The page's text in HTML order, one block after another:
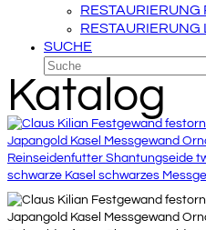
RESTAURIERUNG
RESTAURIERUNG
SUCHE
Suche
Katalog